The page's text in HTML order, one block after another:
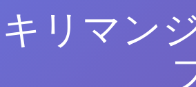
リマン